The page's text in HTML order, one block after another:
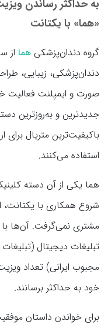
به حداکثر رساندن
«هما» با یکتانت
گروه دندان‌پزشکی هما
دندان‌پزشکی، زیبایی،
صورت و ایمپلنت فعالیت
جدیدترین و به‌روزترین
باکیفیت‌ترین متریال
استفاده می‌کنند.
هما یکی از آن دسته
شروع همکاری با یکتانت،
مشتری نمی‌گرفت. آن‌ها با
تبلیغات دیجیتال
مجبوب ایرانی) تعداد
خود به حداکثر برسانند.
برای خواندن داستان